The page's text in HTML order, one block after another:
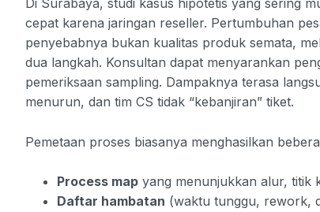
cepat karena jaringan reseller. Pertumbuhan
penyebabnya bukan kualitas produk semata,
dua langkah. Konsultan dapat menyarankan
pemeriksaan sampling. Dampaknya terasa
menurun, dan tim CS tidak “kebanjiran” tiket.
Pemetaan proses biasanya menghasilkan
Process map yang menunjukkan alur, titik
Daftar hambatan (waktu tunggu, rework,